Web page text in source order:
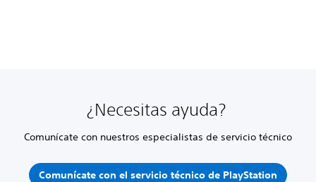
¿Necesitas ayuda?
Comunícate con nuestros especialistas de servicio técnico
Comunícate con el servicio técnico de PlayStation